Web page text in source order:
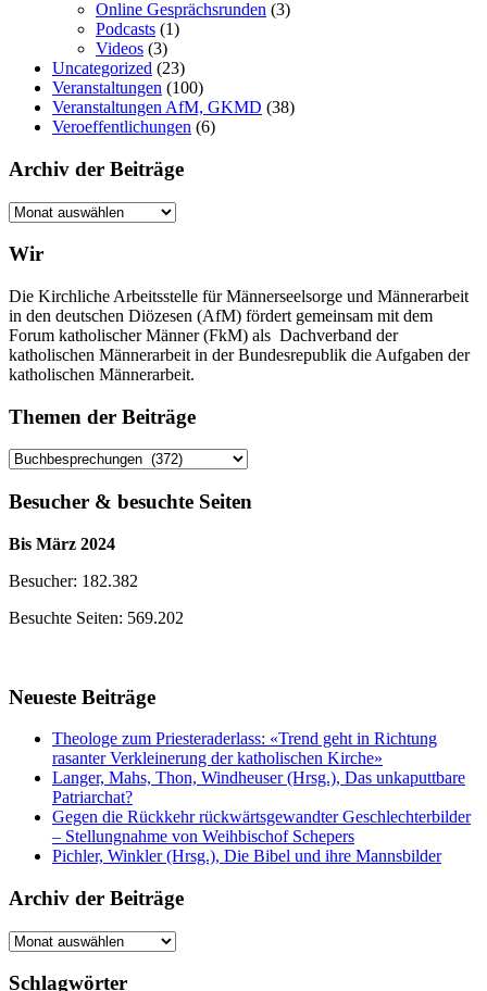
Online Gesprächsrunden (3)
Podcasts (1)
Videos (3)
Uncategorized (23)
Veranstaltungen (100)
Veranstaltungen AfM, GKMD (38)
Veroeffentlichungen (6)
Archiv der Beiträge
Archiv
Beiträge
Wir
Die Kirchliche Arbeitsstelle für Männerseelsorge und Männerarbeit
in den deutschen Diözesen (AfM) fördert gemeinsam mit dem
Forum katholischer Männer (FkM) als Dachverband der
katholischen Männerarbeit in der Bundesrepublik die Aufgaben der
katholischen Männerarbeit.
Themen der Beiträge
Themen
Beiträge
Besucher & besuchte Seiten
Bis März 2024
Besucher: 182.382
Besuchte Seiten: 569.202
Neueste Beiträge
Theologe zum Priesteraderlass: «Trend geht in Richtung
rasanter Verkleinerung der katholischen Kirche»
Langer, Mahs, Thon, Windheuser (Hrsg.), Das unkaputtbare
Patriarchat?
Gegen die Rückkehr rückwärtsgewandter Geschlechterbilder
– Stellungnahme von Weihbischof Schepers
Pichler, Winkler (Hrsg.), Die Bibel und ihre Mannsbilder
Archiv der Beiträge
Archiv
Beiträge
Schlagwörter